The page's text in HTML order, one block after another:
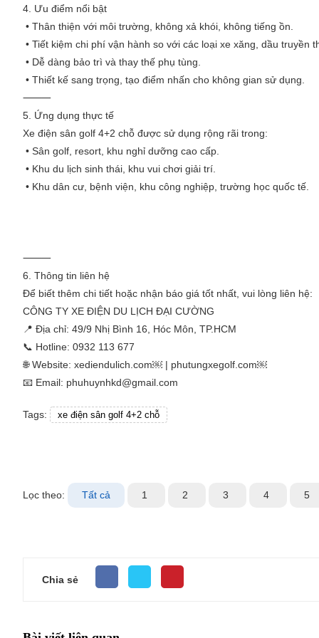
4. Ưu điểm nổi bật
• Thân thiện với môi trường, không xả khói, không tiếng ồn.
• Tiết kiệm chi phí vận hành so với các loại xe xăng, dầu truyền
• Dễ dàng bảo trì và thay thế phụ tùng.
• Thiết kế sang trọng, tạo điểm nhấn cho không gian sử dụng.
⸻
5. Ứng dụng thực tế
Xe điện sân golf 4+2 chỗ được sử dụng rộng rãi trong:
• Sân golf, resort, khu nghỉ dưỡng cao cấp.
• Khu du lịch sinh thái, khu vui chơi giải trí.
• Khu dân cư, bệnh viện, khu công nghiệp, trường học quốc tế.
⸻
6. Thông tin liên hệ
Để biết thêm chi tiết hoặc nhận báo giá tốt nhất, vui lòng liên hệ:
CÔNG TY XE ĐIỆN DU LỊCH ĐẠI CƯỜNG
📍 Địa chỉ: 49/9 Nhị Bình 16, Hóc Môn, TP.HCM
📞 Hotline: 0932 113 677
🌐 Website: xediendulich.com￼ | phutungxegolf.com￼
📧 Email: phuhuynhkd@gmail.com
Tags: xe điện sân golf 4+2 chỗ
Lọc theo: Tất cả 1 2 3 4 5
Chia sẻ